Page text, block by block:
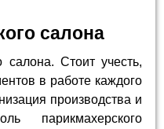
салона
салона. Стоит учесть,
в работе каждого
производства и
парикмахерского